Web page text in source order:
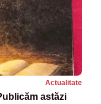
Actualitate
astăzi